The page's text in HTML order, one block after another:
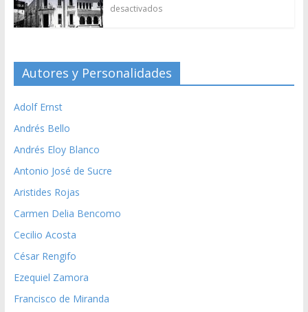
desactivados
Autores y Personalidades
Adolf Ernst
Andrés Bello
Andrés Eloy Blanco
Antonio José de Sucre
Aristides Rojas
Carmen Delia Bencomo
Cecilio Acosta
César Rengifo
Ezequiel Zamora
Francisco de Miranda